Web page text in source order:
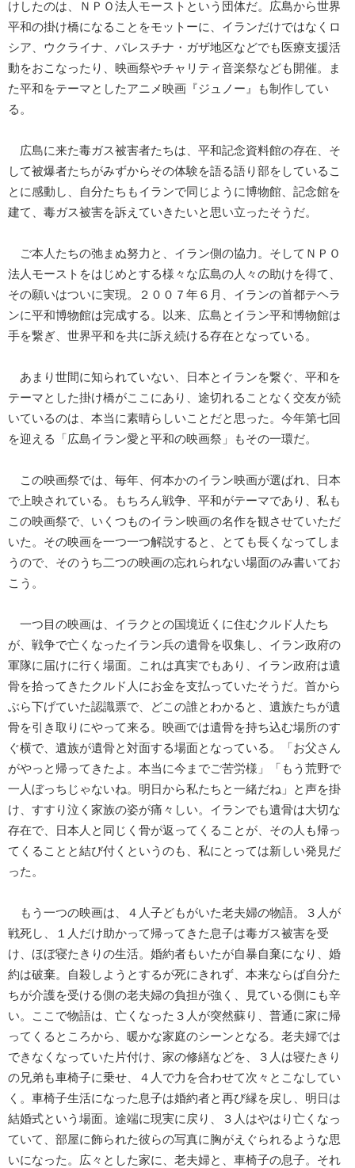
けしたのは、ＮＰＯ法人モーストという団体だ。広島から世界
平和の掛け橋になることをモットーに、イランだけではなくロ
シア、ウクライナ、パレスチナ・ガザ地区などでも医療支援活
動をおこなったり、映画祭やチャリティ音楽祭なども開催。ま
た平和をテーマとしたアニメ映画『ジュノー』も制作してい
る。
広島に来た毒ガス被害者たちは、平和記念資料館の存在、そ
して被爆者たちがみずからその体験を語る語り部をしているこ
とに感動し、自分たちもイランで同じように博物館、記念館を
建て、毒ガス被害を訴えていきたいと思い立ったそうだ。
ご本人たちの弛まぬ努力と、イラン側の協力。そしてＮＰＯ
法人モーストをはじめとする様々な広島の人々の助けを得て、
その願いはついに実現。２００７年６月、イランの首都テヘラ
ンに平和博物館は完成する。以来、広島とイラン平和博物館は
手を繋ぎ、世界平和を共に訴え続ける存在となっている。
あまり世間に知られていない、日本とイランを繋ぐ、平和を
テーマとした掛け橋がここにあり、途切れることなく交友が続
いているのは、本当に素晴らしいことだと思った。今年第七回
を迎える「広島イラン愛と平和の映画祭」もその一環だ。
この映画祭では、毎年、何本かのイラン映画が選ばれ、日本
で上映されている。もちろん戦争、平和がテーマであり、私も
この映画祭で、いくつものイラン映画の名作を観させていただ
いた。その映画を一つ一つ解説すると、とても長くなってしま
うので、そのうち二つの映画の忘れられない場面のみ書いてお
こう。
一つ目の映画は、イラクとの国境近くに住むクルド人たち
が、戦争で亡くなったイラン兵の遺骨を収集し、イラン政府の
軍隊に届けに行く場面。これは真実でもあり、イラン政府は遺
骨を拾ってきたクルド人にお金を支払っていたそうだ。首から
ぶら下げていた認識票で、どこの誰とわかると、遺族たちが遺
骨を引き取りにやって来る。映画では遺骨を持ち込む場所のす
ぐ横で、遺族が遺骨と対面する場面となっている。「お父さん
がやっと帰ってきたよ。本当に今までご苦労様」「もう荒野で
一人ぼっちじゃないね。明日から私たちと一緒だね」と声を掛
け、すすり泣く家族の姿が痛々しい。イランでも遺骨は大切な
存在で、日本人と同じく骨が返ってくることが、その人も帰っ
てくることと結び付くというのも、私にとっては新しい発見だ
った。
もう一つの映画は、４人子どもがいた老夫婦の物語。３人が
戦死し、１人だけ助かって帰ってきた息子は毒ガス被害を受
け、ほぼ寝たきりの生活。婚約者もいたが自暴自棄になり、婚
約は破棄。自殺しようとするが死にきれず、本来ならば自分た
ちが介護を受ける側の老夫婦の負担が強く、見ている側にも辛
い。ここで物語は、亡くなった３人が突然蘇り、普通に家に帰
ってくるところから、暖かな家庭のシーンとなる。老夫婦では
できなくなっていた片付け、家の修繕などを、３人は寝たきり
の兄弟も車椅子に乗せ、４人で力を合わせて次々とこなしてい
く。車椅子生活になった息子は婚約者と再び縁を戻し、明日は
結婚式という場面。途端に現実に戻り、３人はやはり亡くなっ
ていて、部屋に飾られた彼らの写真に胸がえぐられるような思
いになった。広々とした家に、老夫婦と、車椅子の息子。それ